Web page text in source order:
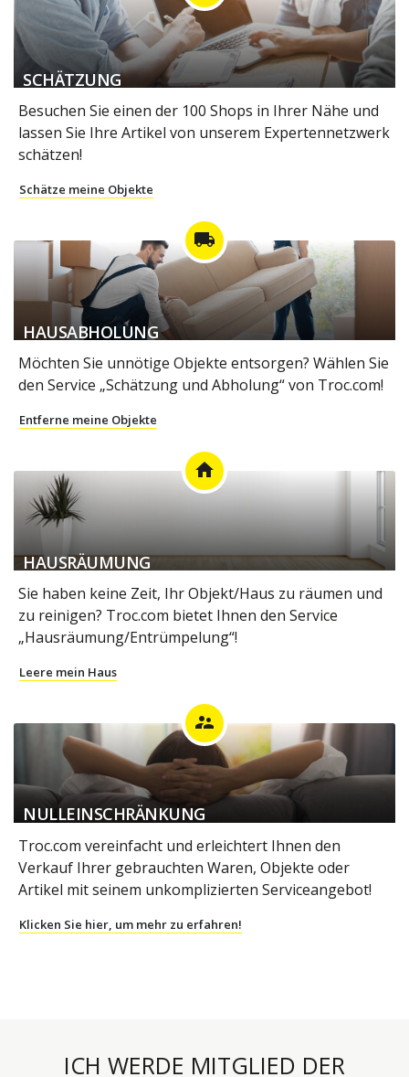
SCHÄTZUNG
Besuchen Sie einen der 100 Shops in Ihrer Nähe und
lassen Sie Ihre Artikel von unserem Expertennetzwerk
schätzen!
Schätze meine Objekte
local_shipping
HAUSABHOLUNG
Möchten Sie unnötige Objekte entsorgen? Wählen Sie
den Service „Schätzung und Abholung“ von Troc.com!
Entferne meine Objekte
home
HAUSRÄUMUNG
Sie haben keine Zeit, Ihr Objekt/Haus zu räumen und
zu reinigen? Troc.com bietet Ihnen den Service
„Hausräumung/Entrümpelung“!
Leere mein Haus
supervisor_account
NULLEINSCHRÄNKUNG
Troc.com vereinfacht und erleichtert Ihnen den
Verkauf Ihrer gebrauchten Waren, Objekte oder
Artikel mit seinem unkomplizierten Serviceangebot!
Klicken Sie hier, um mehr zu erfahren!
ICH WERDE MITGLIED DER